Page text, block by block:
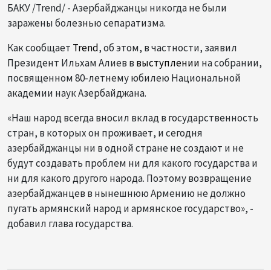
БАКУ /Trend/ - Азербайджанцы никогда не были
заражены болезнью сепаратизма.
Как сообщает Trend, об этом, в частности, заявил
Президент Ильхам Алиев в выступлении на собрании,
посвященном 80-летнему юбилею Национальной
академии наук Азербайджана.
«Наш народ всегда вносил вклад в государственность
стран, в которых он проживает, и сегодня
азербайджанцы ни в одной стране не создают и не
будут создавать проблем ни для какого государства и
ни для какого другого народа. Поэтому возвращение
азербайджанцев в нынешнюю Армению не должно
пугать армянский народ и армянское государство», -
добавил глава государства.